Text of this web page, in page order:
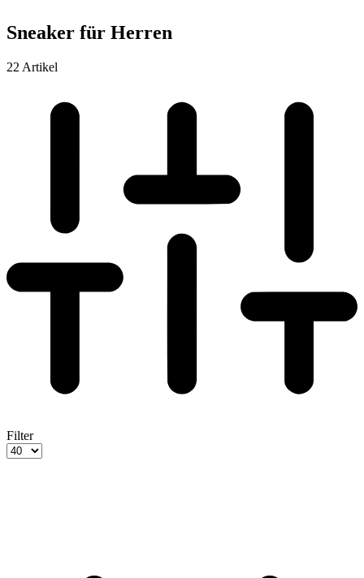
Sneaker für Herren
22 Artikel
Filter